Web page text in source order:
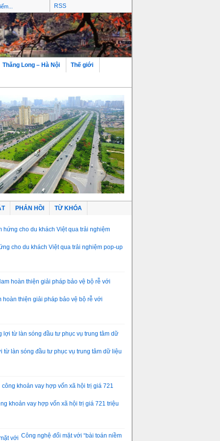
RSS
Thăng Long – Hà Nội Thế giới
PHẢN HỒI TỪ KHÓA
cho du khách Việt qua trải nghiệm pop-up
hoàn thiện giải pháp bảo vệ bộ rễ với
từ làn sóng đầu tư phục vụ trung tâm dữ liệu
khoản vay hợp vốn xã hội trị giá 721 triệu
Công nghệ đối mặt với “bài toán niềm